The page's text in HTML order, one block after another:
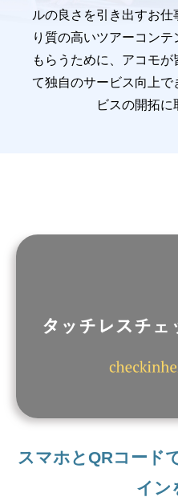
ルの良さを引き出すお
り質の高いツアーコン
もらうために、アコモ
て独自のサービス向上
ビスの開拓に
スマホとQRコード
イン